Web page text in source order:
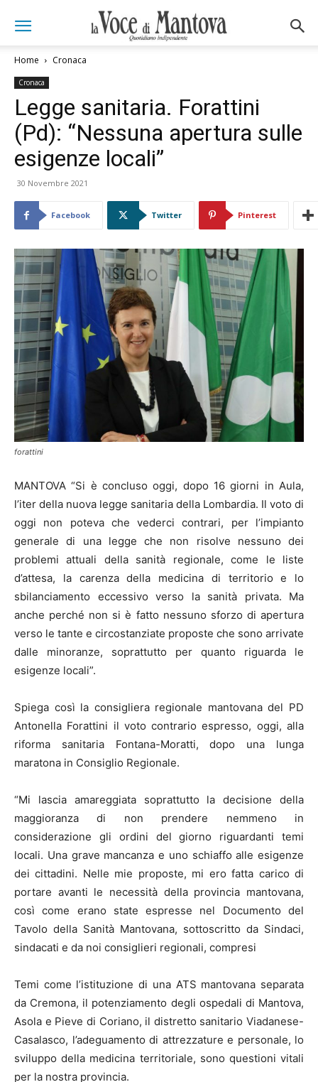
Home Cronaca
Cronaca
Legge sanitaria. Forattini
(Pd): “Nessuna apertura sulle
esigenze locali”
30 Novembre 2021
Facebook Twitter Pinterest
forattini
MANTOVA “Si è concluso oggi, dopo 16 giorni in Aula,
l’iter della nuova legge sanitaria della Lombardia. Il voto di
oggi non poteva che vederci contrari, per l’impianto
generale di una legge che non risolve nessuno dei
problemi attuali della sanità regionale, come le liste
d’attesa, la carenza della medicina di territorio e lo
sbilanciamento eccessivo verso la sanità privata. Ma
anche perché non si è fatto nessuno sforzo di apertura
verso le tante e circostanziate proposte che sono arrivate
dalle minoranze, soprattutto per quanto riguarda le
esigenze locali”.
Spiega così la consigliera regionale mantovana del PD
Antonella Forattini il voto contrario espresso, oggi, alla
riforma sanitaria Fontana-Moratti, dopo una lunga
maratona in Consiglio Regionale.
“Mi lascia amareggiata soprattutto la decisione della
maggioranza di non prendere nemmeno in
considerazione gli ordini del giorno riguardanti temi
locali. Una grave mancanza e uno schiaffo alle esigenze
dei cittadini. Nelle mie proposte, mi ero fatta carico di
portare avanti le necessità della provincia mantovana,
così come erano state espresse nel Documento del
Tavolo della Sanità Mantovana, sottoscritto da Sindaci,
sindacati e da noi consiglieri regionali, compresi
Temi come l’istituzione di una ATS mantovana separata
da Cremona, il potenziamento degli ospedali di Mantova,
Asola e Pieve di Coriano, il distretto sanitario Viadanese-
Casalasco, l’adeguamento di attrezzature e personale, lo
sviluppo della medicina territoriale, sono questioni vitali
per la nostra provincia.